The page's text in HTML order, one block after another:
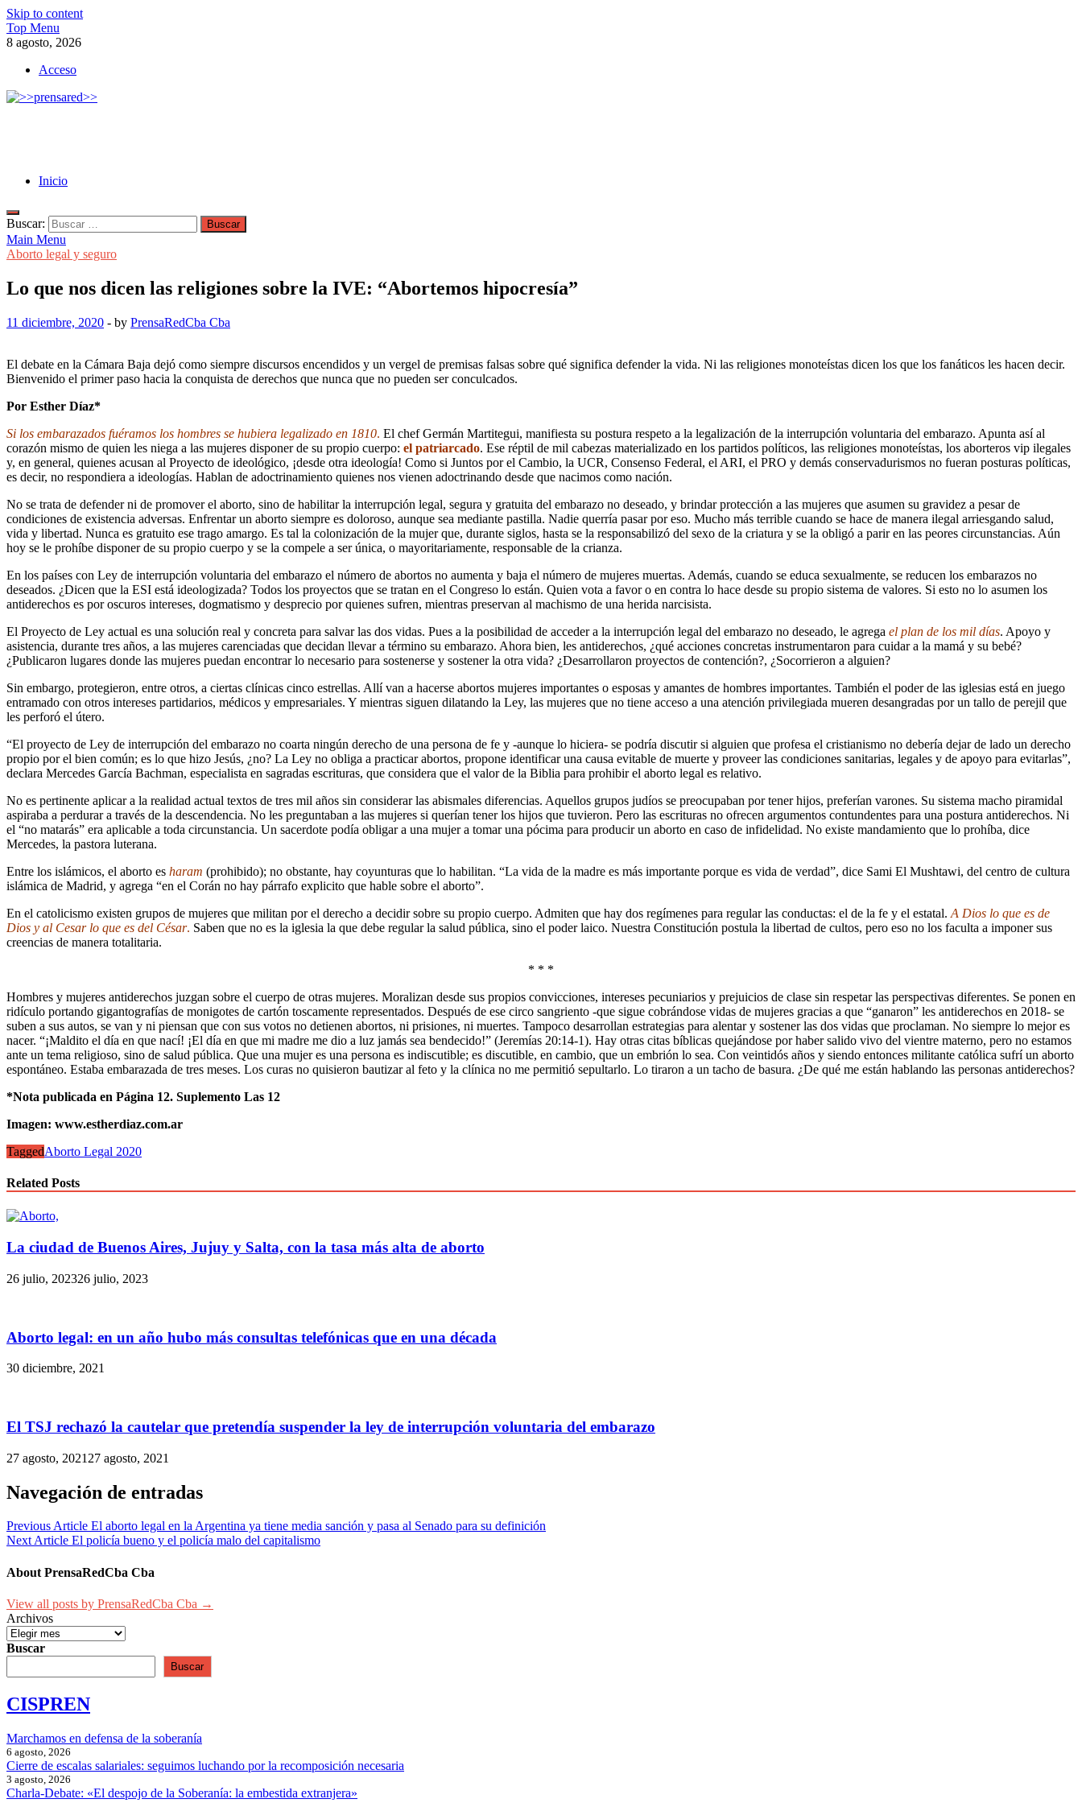
Skip to content
Top Menu
8 agosto, 2026
Acceso
Inicio
Buscar:
Main Menu
Aborto legal y seguro
Lo que nos dicen las religiones sobre la IVE: “Abortemos hipocresía”
11 diciembre, 2020 - by PrensaRedCba Cba
El debate en la Cámara Baja dejó como siempre discursos encendidos y un vergel de premisas falsas sobre qué significa defender la vida. Ni las religiones monoteístas dicen los que los fanáticos les hacen decir.
Bienvenido el primer paso hacia la conquista de derechos que nunca que no pueden ser conculcados.
Por Esther Díaz*
Si los embarazados fuéramos los hombres se hubiera legalizado en 1810. El chef Germán Martitegui, manifiesta su postura respeto a la legalización de la interrupción voluntaria del embarazo. Apunta así al
corazón mismo de quien les niega a las mujeres disponer de su propio cuerpo: el patriarcado. Ese réptil de mil cabezas materializado en los partidos políticos, las religiones monoteístas, los aborteros vip ilegales
y, en general, quienes acusan al Proyecto de ideológico, ¡desde otra ideología! Como si Juntos por el Cambio, la UCR, Consenso Federal, el ARI, el PRO y demás conservadurismos no fueran posturas políticas,
es decir, no respondiera a ideologías. Hablan de adoctrinamiento quienes nos vienen adoctrinando desde que nacimos como nación.
No se trata de defender ni de promover el aborto, sino de habilitar la interrupción legal, segura y gratuita del embarazo no deseado, y brindar protección a las mujeres que asumen su gravidez a pesar de
condiciones de existencia adversas. Enfrentar un aborto siempre es doloroso, aunque sea mediante pastilla. Nadie querría pasar por eso. Mucho más terrible cuando se hace de manera ilegal arriesgando salud,
vida y libertad. Nunca es gratuito ese trago amargo. Es tal la colonización de la mujer que, durante siglos, hasta se la responsabilizó del sexo de la criatura y se la obligó a parir en las peores circunstancias. Aún
hoy se le prohíbe disponer de su propio cuerpo y se la compele a ser única, o mayoritariamente, responsable de la crianza.
En los países con Ley de interrupción voluntaria del embarazo el número de abortos no aumenta y baja el número de mujeres muertas. Además, cuando se educa sexualmente, se reducen los embarazos no
deseados. ¿Dicen que la ESI está ideologizada? Todos los proyectos que se tratan en el Congreso lo están. Quien vota a favor o en contra lo hace desde su propio sistema de valores. Si esto no lo asumen los
antiderechos es por oscuros intereses, dogmatismo y desprecio por quienes sufren, mientras preservan al machismo de una herida narcisista.
El Proyecto de Ley actual es una solución real y concreta para salvar las dos vidas. Pues a la posibilidad de acceder a la interrupción legal del embarazo no deseado, le agrega el plan de los mil días. Apoyo y
asistencia, durante tres años, a las mujeres carenciadas que decidan llevar a término su embarazo. Ahora bien, les antiderechos, ¿qué acciones concretas instrumentaron para cuidar a la mamá y su bebé?
¿Publicaron lugares donde las mujeres puedan encontrar lo necesario para sostenerse y sostener la otra vida? ¿Desarrollaron proyectos de contención?, ¿Socorrieron a alguien?
Sin embargo, protegieron, entre otros, a ciertas clínicas cinco estrellas. Allí van a hacerse abortos mujeres importantes o esposas y amantes de hombres importantes. También el poder de las iglesias está en juego
entramado con otros intereses partidarios, médicos y empresariales. Y mientras siguen dilatando la Ley, las mujeres que no tiene acceso a una atención privilegiada mueren desangradas por un tallo de perejil que
les perforó el útero.
“El proyecto de Ley de interrupción del embarazo no coarta ningún derecho de una persona de fe y -aunque lo hiciera- se podría discutir si alguien que profesa el cristianismo no debería dejar de lado un derecho
propio por el bien común; es lo que hizo Jesús, ¿no? La Ley no obliga a practicar abortos, propone identificar una causa evitable de muerte y proveer las condiciones sanitarias, legales y de apoyo para evitarlas”,
declara Mercedes García Bachman, especialista en sagradas escrituras, que considera que el valor de la Biblia para prohibir el aborto legal es relativo.
No es pertinente aplicar a la realidad actual textos de tres mil años sin considerar las abismales diferencias. Aquellos grupos judíos se preocupaban por tener hijos, preferían varones. Su sistema macho piramidal
aspiraba a perdurar a través de la descendencia. No les preguntaban a las mujeres si querían tener los hijos que tuvieron. Pero las escrituras no ofrecen argumentos contundentes para una postura antiderechos. Ni
el “no matarás” era aplicable a toda circunstancia. Un sacerdote podía obligar a una mujer a tomar una pócima para producir un aborto en caso de infidelidad. No existe mandamiento que lo prohíba, dice
Mercedes, la pastora luterana.
Entre los islámicos, el aborto es haram (prohibido); no obstante, hay coyunturas que lo habilitan. “La vida de la madre es más importante porque es vida de verdad”, dice Sami El Mushtawi, del centro de cultura
islámica de Madrid, y agrega “en el Corán no hay párrafo explicito que hable sobre el aborto”.
En el catolicismo existen grupos de mujeres que militan por el derecho a decidir sobre su propio cuerpo. Admiten que hay dos regímenes para regular las conductas: el de la fe y el estatal. A Dios lo que es de
Dios y al Cesar lo que es del César. Saben que no es la iglesia la que debe regular la salud pública, sino el poder laico. Nuestra Constitución postula la libertad de cultos, pero eso no los faculta a imponer sus
creencias de manera totalitaria.
* * *
Hombres y mujeres antiderechos juzgan sobre el cuerpo de otras mujeres. Moralizan desde sus propios convicciones, intereses pecuniarios y prejuicios de clase sin respetar las perspectivas diferentes. Se ponen en
ridículo portando gigantografías de monigotes de cartón toscamente representados. Después de ese circo sangriento -que sigue cobrándose vidas de mujeres gracias a que “ganaron” les antiderechos en 2018- se
suben a sus autos, se van y ni piensan que con sus votos no detienen abortos, ni prisiones, ni muertes. Tampoco desarrollan estrategias para alentar y sostener las dos vidas que proclaman. No siempre lo mejor es
nacer. “¡Maldito el día en que nací! ¡El día en que mi madre me dio a luz jamás sea bendecido!” (Jeremías 20:14-1). Hay otras citas bíblicas quejándose por haber salido vivo del vientre materno, pero no estamos
ante un tema religioso, sino de salud pública. Que una mujer es una persona es indiscutible; es discutible, en cambio, que un embrión lo sea. Con veintidós años y siendo entonces militante católica sufrí un aborto
espontáneo. Estaba embarazada de tres meses. Los curas no quisieron bautizar al feto y la clínica no me permitió sepultarlo. Lo tiraron a un tacho de basura. ¿De qué me están hablando las personas antiderechos?
*Nota publicada en Página 12. Suplemento Las 12
Imagen: www.estherdiaz.com.ar
TaggedAborto Legal 2020
Related Posts
La ciudad de Buenos Aires, Jujuy y Salta, con la tasa más alta de aborto
26 julio, 202326 julio, 2023
Aborto legal: en un año hubo más consultas telefónicas que en una década
30 diciembre, 2021
El TSJ rechazó la cautelar que pretendía suspender la ley de interrupción voluntaria del embarazo
27 agosto, 2021 27 agosto, 2021
Navegación de entradas
Previous Article El aborto legal en la Argentina ya tiene media sanción y pasa al Senado para su definición
Next Article El policía bueno y el policía malo del capitalismo
About PrensaRedCba Cba
View all posts by PrensaRedCba Cba →
Archivos
Buscar
Buscar
CISPREN
Marchamos en defensa de la soberanía
6 agosto, 2026
Cierre de escalas salariales: seguimos luchando por la recomposición necesaria
3 agosto, 2026
Charla-Debate: «El despojo de la Soberanía: la embestida extranjera»